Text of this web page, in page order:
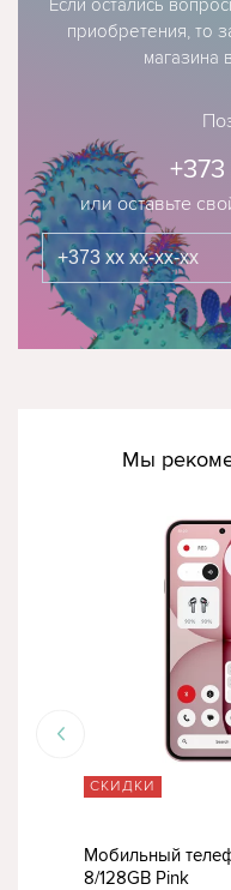
приобретения, то
магазина
или оставьте
Мы
СКИДКИ
Мобильный
8/128GB Pink